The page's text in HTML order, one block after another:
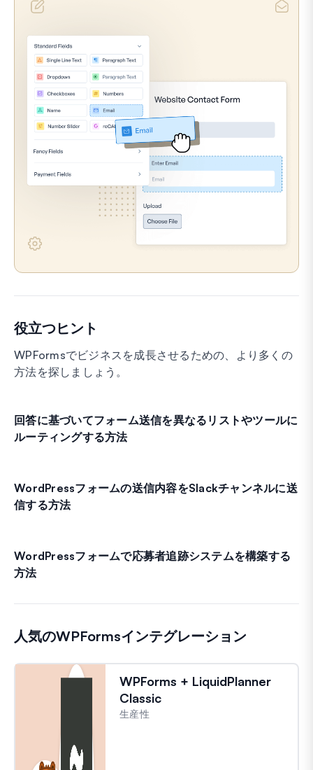
役立つヒント
WPFormsでビジネスを成長させるための、より多くの
方法を探しましょう。
回答に基づいてフォーム送信を異なるリストやツールに
ルーティングする方法
WordPressフォームの送信内容をSlackチャンネルに送
信する方法
WordPressフォームで応募者追跡システムを構築する
方法
人気のWPFormsインテグレーション
WPForms + LiquidPlanner
Classic
生産性